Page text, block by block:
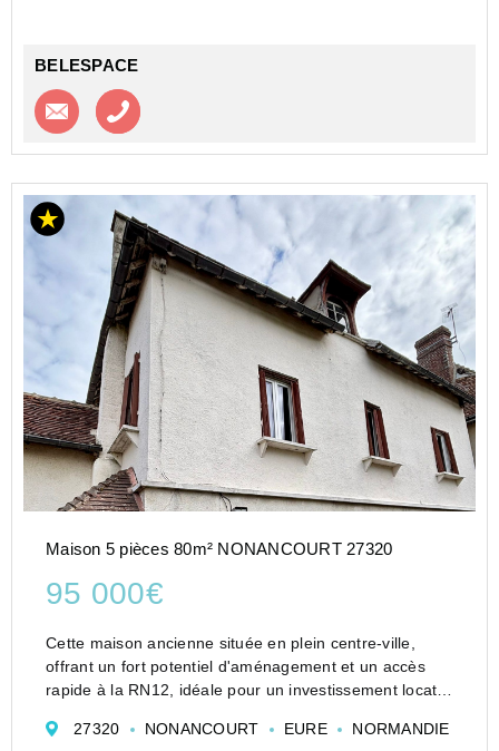
BELESPACE
Contacter l'agence
Maison 5 pièces 80m² NONANCOURT 27320
95 000€
Cette maison ancienne située en plein centre-ville,
offrant un fort potentiel d'aménagement et un accès
rapide à la RN12, idéale pour un investissement locatif
Au rez-de-chaussée, vous trouverez trois pièces à
27320 NONANCOURT EURE NORMANDIE